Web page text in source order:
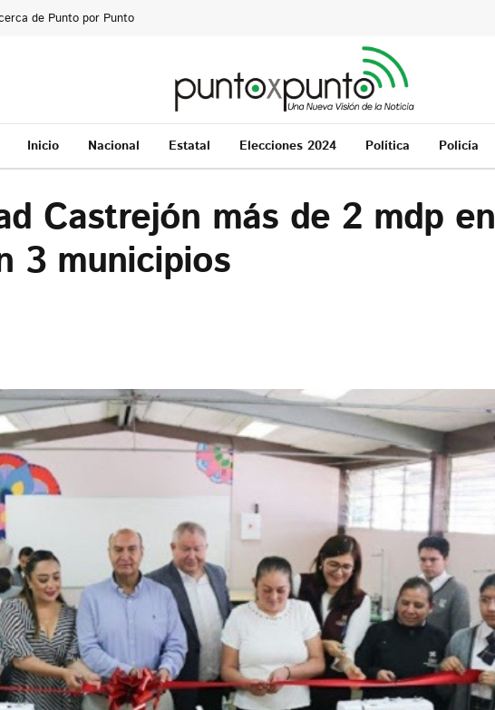
de Punto por Punto
Inicio Nacional Estatal Elecciones 2024 Política Policía
Castrejón más de 2 mdp en
3 municipios